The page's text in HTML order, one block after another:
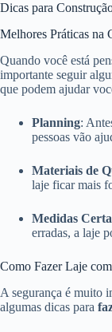
Dicas para
Melhores Práticas na
Quando você está
importante seguir
que podem ajudar
Planning:
pessoas vão
Materiais de
laje ficar mais
Medidas
erradas, a laje
Como Fazer Laje
A segurança é muito
algumas dicas para